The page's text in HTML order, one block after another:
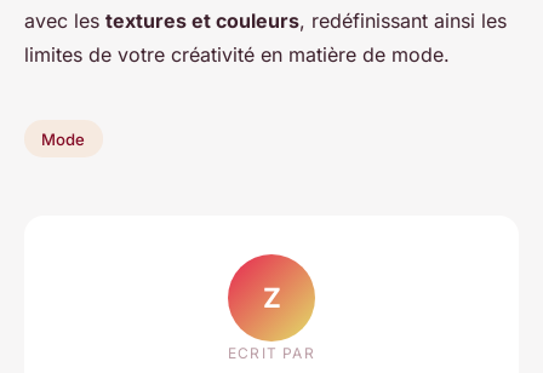
avec les textures et couleurs, redéfinissant ainsi les
limites de votre créativité en matière de mode.
Mode
Z
ECRIT PAR